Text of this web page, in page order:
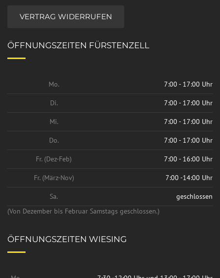
VERTRAG WIDERRUFEN
ÖFFNUNGSZEITEN FÜRSTENZELL
Mo. 7:00 - 17:00 Uhr
Di. 7:00 - 17:00 Uhr
Mi. 7:00 - 17:00 Uhr
Do. 7:00 - 17:00 Uhr
Fr. (Dez-Feb) 7:00 - 16:00 Uhr
Fr. (März-Nov) 7:00 -14:00 Uhr
Sa.
geschlossen
(Von Dezember bis Februar Samstags geschlossen.)
ÖFFNUNGSZEITEN WIESING